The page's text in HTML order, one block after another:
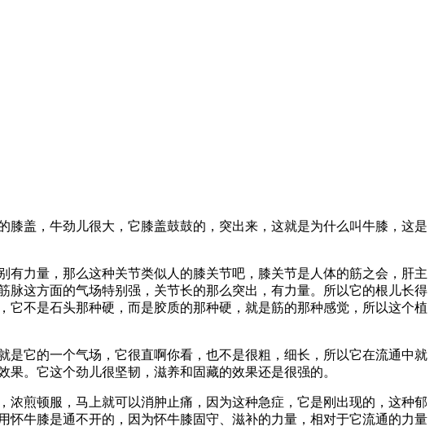
盖，牛劲儿很大，它膝盖鼓鼓的，突出来，这就是为什么叫牛膝，这是
力量，那么这种关节类似人的膝关节吧，膝关节是人体的筋之会，肝主
这方面的气场特别强，关节长的那么突出，有力量。所以它的根儿长得
不是石头那种硬，而是胶质的那种硬，就是筋的那种感觉，所以这个植
它的一个气场，它很直啊你看，也不是很粗，细长，所以它在流通中就
。它这个劲儿很坚韧，滋养和固藏的效果还是很强的。
煎顿服，马上就可以消肿止痛，因为这种急症，它是刚出现的，这种郁
牛膝是通不开的，因为怀牛膝固守、滋补的力量，相对于它流通的力量